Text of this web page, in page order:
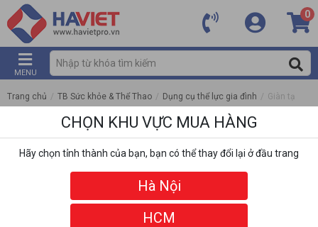
0
MENU
Trang chủ / TB Sức khỏe & Thể Thao / Dụng cụ thể lực gia đình / Giàn tạ
CHỌN KHU VỰC MUA HÀNG
Hãy chọn tỉnh thành của bạn, bạn có thể thay đổi lại ở đầu trang
Hà Nội
HCM